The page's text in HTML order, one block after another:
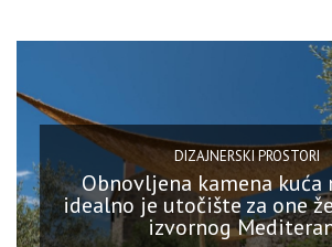
DIZAJNERSKI PROSTORI
Obnovljena kamena kuća
idealno je utočište za one
izvornog